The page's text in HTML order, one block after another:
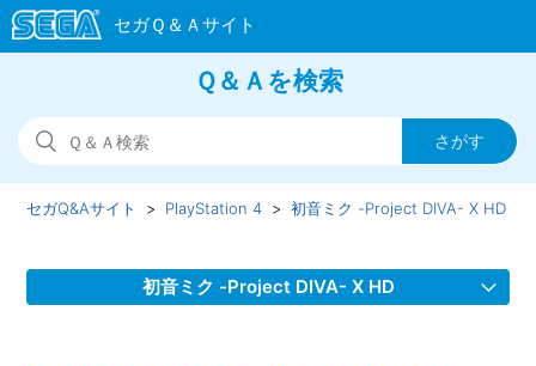
Ｑ＆Ａを検索
セガQ&Aサイト PlayStation 4 初音ミク -Project DIVA- X HD
初音ミク -Project DIVA- X HD